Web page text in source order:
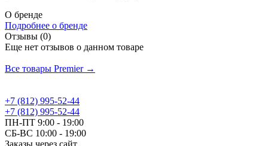
О бренде
Подробнее о бренде
Отзывы (0)
Еще нет отзывов о данном товаре
Все товары Premier →
+7 (812) 995-52-44
+7 (812) 995-52-44
ПН-ПТ 9:00 - 19:00
СБ-ВС 10:00 - 19:00
Заказы через сайт